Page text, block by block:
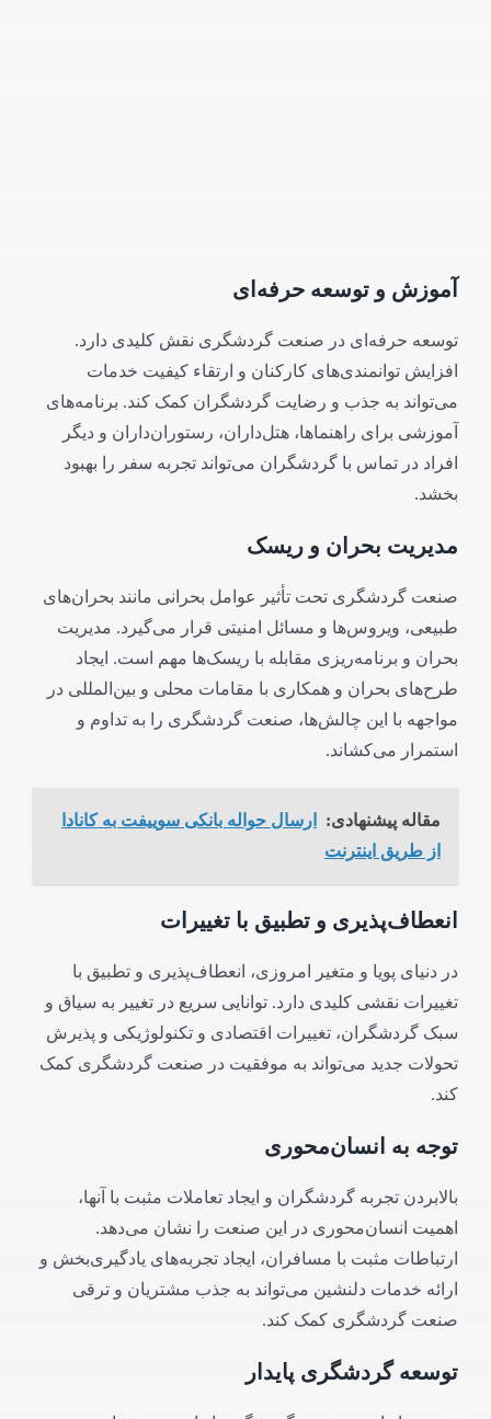
آموزش و توسعه حرفه‌ای
توسعه حرفه‌ای در صنعت گردشگری نقش کلیدی دارد.
افزایش توانمندی‌های کارکنان و ارتقاء کیفیت خدمات
می‌تواند به جذب و رضایت گردشگران کمک کند. برنامه‌های
آموزشی برای راهنماها، هتل‌داران، رستوران‌داران و دیگر
افراد در تماس با گردشگران می‌تواند تجربه سفر را بهبود
بخشد.
مدیریت بحران و ریسک
صنعت گردشگری تحت تأثیر عوامل بحرانی مانند بحران‌های
طبیعی، ویروس‌ها و مسائل امنیتی قرار می‌گیرد. مدیریت
بحران و برنامه‌ریزی مقابله با ریسک‌ها مهم است. ایجاد
طرح‌های بحران و همکاری با مقامات محلی و بین‌المللی در
مواجهه با این چالش‌ها، صنعت گردشگری را به تداوم و
استمرار می‌کشاند.
مقاله پیشنهادی:
ارسال حواله بانکی سوییفت به کانادا
از طریق اینترنت
انعطاف‌پذیری و تطبیق با تغییرات
در دنیای پویا و متغیر امروزی، انعطاف‌پذیری و تطبیق با
تغییرات نقشی کلیدی دارد. توانایی سریع در تغییر به سیاق و
سبک گردشگران، تغییرات اقتصادی و تکنولوژیکی و پذیرش
تحولات جدید می‌تواند به موفقیت در صنعت گردشگری کمک
کند.
توجه به انسان‌محوری
بالابردن تجربه گردشگران و ایجاد تعاملات مثبت با آنها،
اهمیت انسان‌محوری در این صنعت را نشان می‌دهد.
ارتباطات مثبت با مسافران، ایجاد تجربه‌های یادگیری‌بخش و
ارائه خدمات دلنشین می‌تواند به جذب مشتریان و ترقی
صنعت گردشگری کمک کند.
توسعه گردشگری پایدار